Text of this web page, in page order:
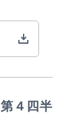
４四半